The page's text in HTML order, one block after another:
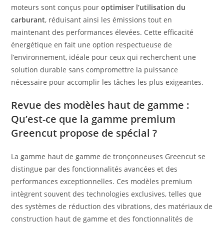
moteurs sont conçus pouroptimiser l’utilisation du
carburant, réduisant ainsi les émissions tout en
maintenant des performances élevées. Cette efficacité
énergétique en fait une option respectueuse de
l’environnement, idéale pour ceux qui recherchent une
solution durable sans compromettre la puissance
nécessaire pour accomplir les tâches les plus exigeantes.
Revue des modèles haut de gamme :
Qu’est-ce que la gamme premium
Greencut propose de spécial ?
La gamme haut de gamme de tronçonneuses Greencut se
distingue par des fonctionnalités avancées et des
performances exceptionnelles. Ces modèles premium
intègrent souvent des technologies exclusives, telles que
des systèmes de réduction des vibrations, des matériaux de
construction haut de gamme et des fonctionnalités de